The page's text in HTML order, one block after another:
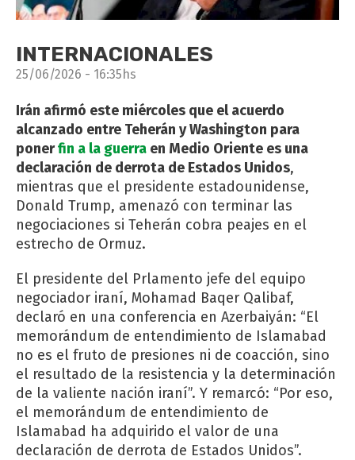
INTERNACIONALES
25/06/2026 - 16:35hs
Irán afirmó este miércoles que el acuerdo
alcanzado entre Teherán y Washington para
ponerfin a la guerra en Medio Oriente es una
declaración de derrota de Estados Unidos,
mientras que el presidente estadounidense,
Donald Trump, amenazó con terminar las
negociaciones si Teherán cobra peajes en el
estrecho de Ormuz.
El presidente del Prlamento jefe del equipo
negociador iraní, Mohamad Baqer Qalibaf,
declaró en una conferencia en Azerbaiyán: “El
memorándum de entendimiento de Islamabad
no es el fruto de presiones ni de coacción, sino
el resultado de la resistencia y la determinación
de la valiente nación iraní”. Y remarcó: “Por eso,
el memorándum de entendimiento de
Islamabad ha adquirido el valor de una
declaración de derrota de Estados Unidos”.